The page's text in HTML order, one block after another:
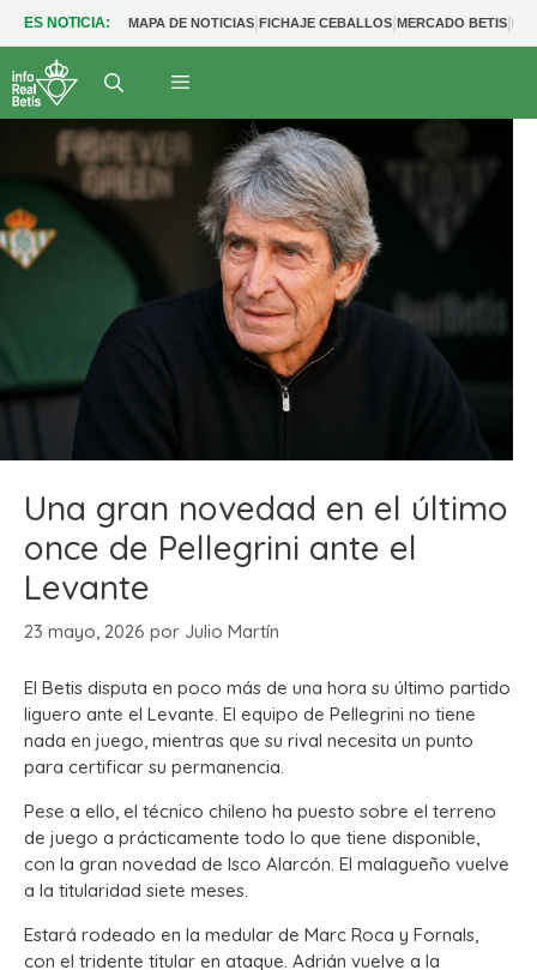
ES NOTICIA: MAPA DE NOTICIAS|FICHAJE CEBALLOS|MERCADO BETIS|
Una gran novedad en el último
once de Pellegrini ante el
Levante
23 mayo, 2026 por Julio Martín
El Betis disputa en poco más de una hora su último partido
liguero ante el Levante. El equipo de Pellegrini no tiene
nada en juego, mientras que su rival necesita un punto
para certificar su permanencia.
Pese a ello, el técnico chileno ha puesto sobre el terreno
de juego a prácticamente todo lo que tiene disponible,
con la gran novedad de Isco Alarcón. El malagueño vuelve
a la titularidad siete meses.
Estará rodeado en la medular de Marc Roca y Fornals,
con el tridente titular en ataque. Adrián vuelve a la